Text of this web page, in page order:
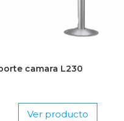
camara L230
Ver producto